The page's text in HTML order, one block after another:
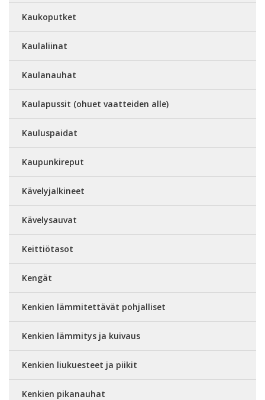
Kaukoputket
Kaulaliinat
Kaulanauhat
Kaulapussit (ohuet vaatteiden alle)
Kauluspaidat
Kaupunkireput
Kävelyjalkineet
Kävelysauvat
Keittiötasot
Kengät
Kenkien lämmitettävät pohjalliset
Kenkien lämmitys ja kuivaus
Kenkien liukuesteet ja piikit
Kenkien pikanauhat